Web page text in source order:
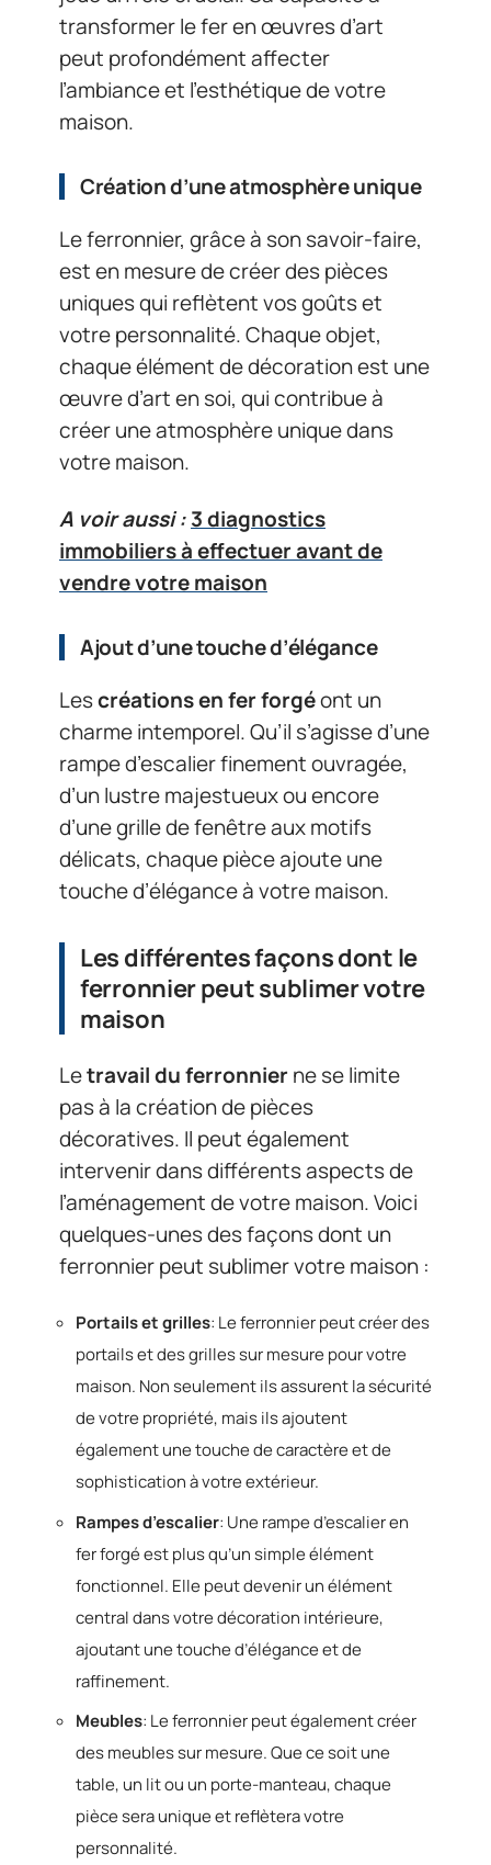
transformer le fer en œuvres d’art
peut profondément affecter
l’ambiance et l’esthétique de votre
maison.
Création d’une atmosphère unique
Le ferronnier, grâce à son savoir-faire,
est en mesure de créer des pièces
uniques qui reflètent vos goûts et
votre personnalité. Chaque objet,
chaque élément de décoration est une
œuvre d’art en soi, qui contribue à
créer une atmosphère unique dans
votre maison.
A voir aussi :3 diagnostics
immobiliers à effectuer avant de
vendre votre maison
Ajout d’une touche d’élégance
Lescréations en fer forgéont un
charme intemporel. Qu’il s’agisse d’une
rampe d’escalier finement ouvragée,
d’un lustre majestueux ou encore
d’une grille de fenêtre aux motifs
délicats, chaque pièce ajoute une
touche d’élégance à votre maison.
Les différentes façons dont le
ferronnier peut sublimer votre
maison
Letravail du ferronnierne se limite
pas à la création de pièces
décoratives. Il peut également
intervenir dans différents aspects de
l’aménagement de votre maison. Voici
quelques-unes des façons dont un
ferronnier peut sublimer votre maison :
Portails et grilles: Le ferronnier peut créer des
portails et des grilles sur mesure pour votre
maison. Non seulement ils assurent la sécurité
de votre propriété, mais ils ajoutent
également une touche de caractère et de
sophistication à votre extérieur.
Rampes d’escalier: Une rampe d’escalier en
fer forgé est plus qu’un simple élément
fonctionnel. Elle peut devenir un élément
central dans votre décoration intérieure,
ajoutant une touche d’élégance et de
raffinement.
Meubles: Le ferronnier peut également créer
des meubles sur mesure. Que ce soit une
table, un lit ou un porte-manteau, chaque
pièce sera unique et reflètera votre
personnalité.